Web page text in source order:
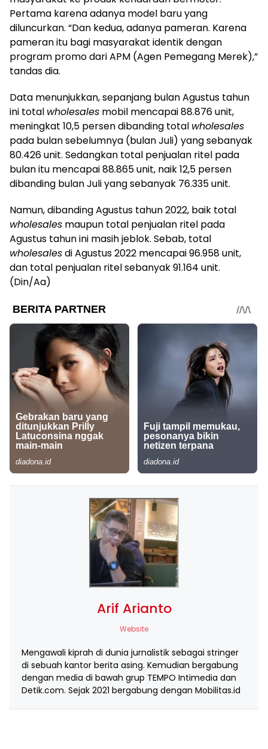
Pertama karena adanya model baru yang
diluncurkan. “Dan kedua, adanya pameran. Karena
pameran itu bagi masyarakat identik dengan
program promo dari APM (Agen Pemegang Merek),”
tandas dia.
Data menunjukkan, sepanjang bulan Agustus tahun
ini total wholesales mobil mencapai 88.876 unit,
meningkat 10,5 persen dibanding total wholesales
pada bulan sebelumnya (bulan Juli) yang sebanyak
80.426 unit. Sedangkan total penjualan ritel pada
bulan itu mencapai 88.865 unit, naik 12,5 persen
dibanding bulan Juli yang sebanyak 76.335 unit.
Namun, dibanding Agustus tahun 2022, baik total
wholesales maupun total penjualan ritel pada
Agustus tahun ini masih jeblok. Sebab, total
wholesalesdi Agustus 2022 mencapai 96.958 unit,
dan total penjualan ritel sebanyak 91.164 unit.
(Din/Aa)
Arif Arianto
Website
Mengawali kiprah di dunia jurnalistik sebagai stringer
di sebuah kantor berita asing. Kemudian bergabung
dengan media di bawah grup TEMPO Intimedia dan
Detik.com. Sejak 2021 bergabung dengan Mobilitas.id